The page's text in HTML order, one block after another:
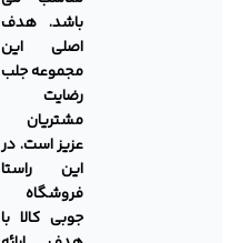
باشد. هدف
اصلی این
مجموعه جلب
رضایت
مشتریان
عزیز است. در
این راستا
فروشگاه
جوبی کالا با